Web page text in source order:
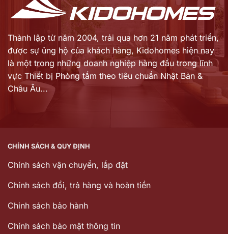
Thành lập từ năm 2004, trải qua hơn 21 năm phát triển,
được sự ủng hộ của khách hàng, Kidohomes hiện nay
là một trong những doanh nghiệp hàng đầu trong lĩnh
vực Thiết bị Phòng tắm theo tiêu chuẩn Nhật Bản &
Châu Âu...
CHÍNH SÁCH & QUY ĐỊNH
Chính sách vận chuyển, lắp đặt
Chính sách đổi, trả hàng và hoàn tiền
Chinh sách bảo hành
Chính sách bảo mật thông tin